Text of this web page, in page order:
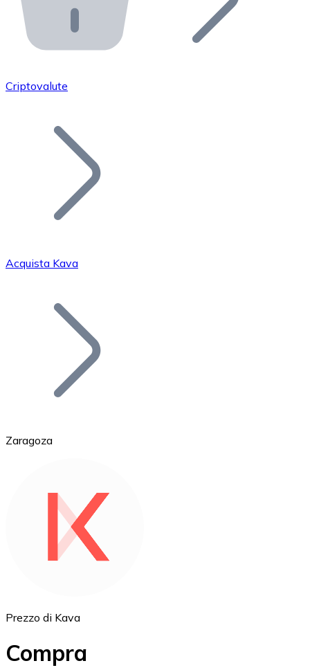
API Bitnovo
Integra la nostra API nel tuo ecosistema.
Unisciti alla nostra rete di rivenditori e
Aggiungi il token del tuo progetto al nostro servizio di
Bitcoin
Ethereum
Criptovalute
Acquista Kava
Zaragoza
Prezzo di Kava
Compra